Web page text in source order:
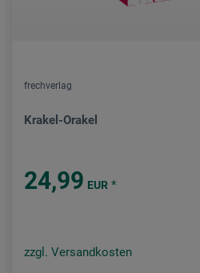
frechverlag
Krakel-Orakel
24,99 EUR *
zzgl. Versandkosten